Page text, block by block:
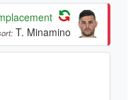
T. Minamino